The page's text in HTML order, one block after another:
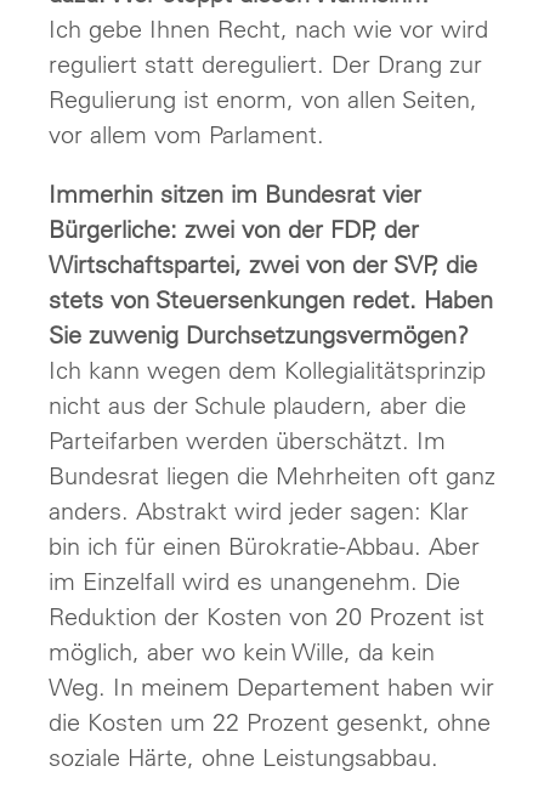
Ich gebe Ihnen Recht, nach wie vor wird
reguliert statt dereguliert. Der Drang zur
Regulierung ist enorm, von allen Seiten,
vor allem vom Parlament.
Immerhin sitzen im Bundesrat vier
Bürgerliche: zwei von der FDP, der
Wirtschaftspartei, zwei von der SVP, die
stets von Steuersenkungen redet. Haben
Sie zuwenig Durchsetzungsvermögen?
Ich kann wegen dem Kollegialitätsprinzip
nicht aus der Schule plaudern, aber die
Parteifarben werden überschätzt. Im
Bundesrat liegen die Mehrheiten oft ganz
anders. Abstrakt wird jeder sagen: Klar
bin ich für einen Bürokratie-Abbau. Aber
im Einzelfall wird es unangenehm. Die
Reduktion der Kosten von 20 Prozent ist
möglich, aber wo kein Wille, da kein
Weg. In meinem Departement haben wir
die Kosten um 22 Prozent gesenkt, ohne
soziale Härte, ohne Leistungsabbau.